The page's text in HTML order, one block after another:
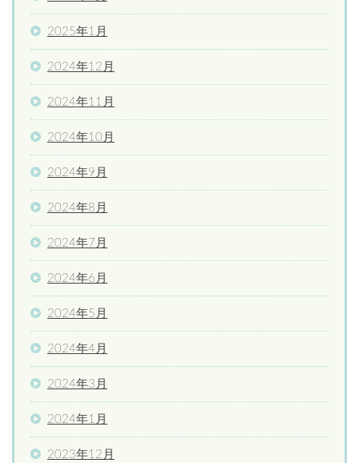
2025年1月
2024年12月
2024年11月
2024年10月
2024年9月
2024年8月
2024年7月
2024年6月
2024年5月
2024年4月
2024年3月
2024年1月
2023年12月